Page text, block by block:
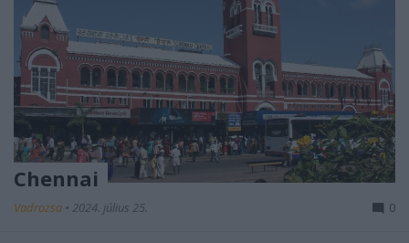
Chennai
Vadrozsa • 2024. július 25. 0